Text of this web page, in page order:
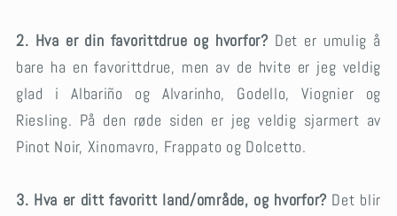
2. Hva er din favorittdrue og hvorfor?Det er umulig å
bare ha en favorittdrue, men av de hvite er jeg veldig
glad i Albariño og Alvarinho, Godello, Viognier og
Riesling. På den røde siden er jeg veldig sjarmert av
Pinot Noir, Xinomavro, Frappato og Dolcetto.
3. Hva er ditt favoritt land/område, og hvorfor? Det blir